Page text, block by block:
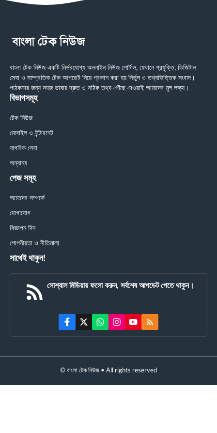
বাংলা টেক নিউজ একটি নির্ভরযোগ্য অনলাইন নিউজ পোর্টাল, যেখানে প্রযুক্তি, ডিজিটাল
সেবা ও সাম্প্রতিক টেক আপডেট নিয়ে প্রকাশ করা হয় নির্ভুল ও তথ্যভিত্তিক সংবাদ।
পাঠকদের জন্য সহজ ভাষায় দ্রুত ও সঠিক তথ্য পৌঁছে দেওয়াই আমাদের মূল লক্ষ্য।
বিভাগসমূহ
টেক নিউজ
মোবাইল ও ইন্টারনেট
নাগরিক সেবা
অন্যান্য
পেজ সমূহ
আমাদের সম্পর্কে
যোগাযোগ
বিজ্ঞাপন দিন
গোপনীয়তা ও নীতিমালা
সাথেই থাকুন!
সোশ্যাল মিডিয়ায় ফলো করুন, সর্বশেষ আপডেট পেতে থাকুন।
© বাংলা টেক নিউজ • All rights reserved